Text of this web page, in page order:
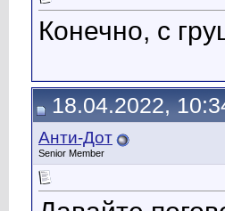
Конечно, с
18.04.2022,
Анти-Дот
Senior Member